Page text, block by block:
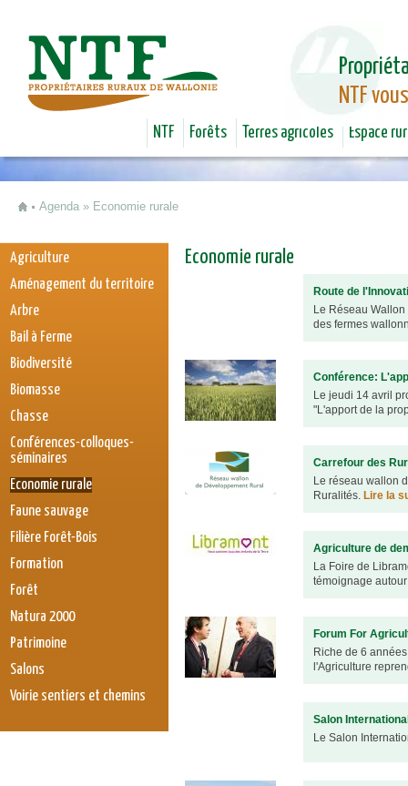
NTF
NTF Forêts Terres agricoles Espace
Agenda » Economie rurale
Economie rurale
Route de
Le Réseau
des fermes
Conférence:
Le jeudi 14 avril
"L'apport de la
Carrefour des
Le réseau wallon
Ruralités. Lire la
Agriculture de
La Foire de
témoignage
Forum For
Riche de 6
l'Agriculture
Salon
Le Salon
Agriculture
Aménagement du territoire
Arbre
Bail à Ferme
Biodiversité
Biomasse
Chasse
Conférences-colloques-
séminaires
Economie rurale
Faune sauvage
Filière Forêt-Bois
Formation
Forêt
Natura 2000
Patrimoine
Salons
Voirie sentiers et chemins